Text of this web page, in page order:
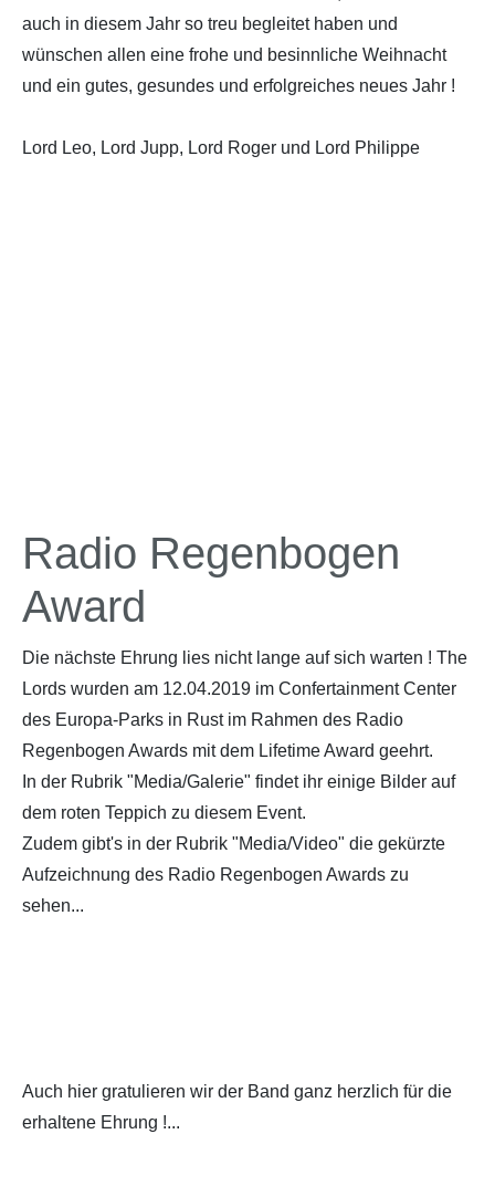
auch in diesem Jahr so treu begleitet haben und
wünschen allen eine frohe und besinnliche Weihnacht
und ein gutes, gesundes und erfolgreiches neues Jahr !
Lord Leo, Lord Jupp, Lord Roger und Lord Philippe
Radio Regenbogen
Award
Die nächste Ehrung lies nicht lange auf sich warten ! The
Lords wurden am 12.04.2019 im Confertainment Center
des Europa-Parks in Rust im Rahmen des Radio
Regenbogen Awards mit dem Lifetime Award geehrt.
In der Rubrik "Media/Galerie" findet ihr einige Bilder auf
dem roten Teppich zu diesem Event.
Zudem gibt's in der Rubrik "Media/Video" die gekürzte
Aufzeichnung des Radio Regenbogen Awards zu
sehen...
Auch hier gratulieren wir der Band ganz herzlich für die
erhaltene Ehrung !...